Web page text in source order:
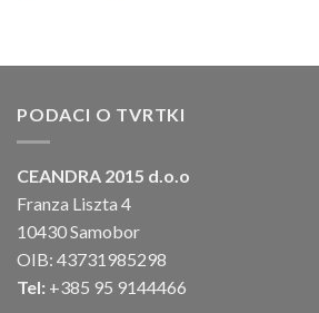
PODACI O TVRTKI
CEANDRA 2015 d.o.o
Franza Liszta 4
10430 Samobor
OIB: 43731985298
Tel: +385 95 9144466